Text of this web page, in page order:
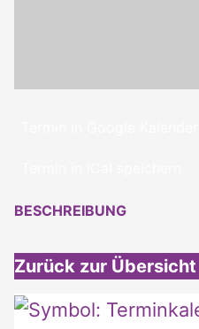
BESCHREIBUNG
Zurück zur Übersicht
Weitere interessante Inhalte